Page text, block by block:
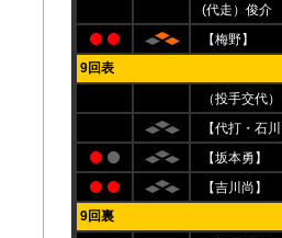
(代走）俊介
【梅野】
9回表
（投手交
【代打・石
【坂本勇】
【吉川尚】
9回裏